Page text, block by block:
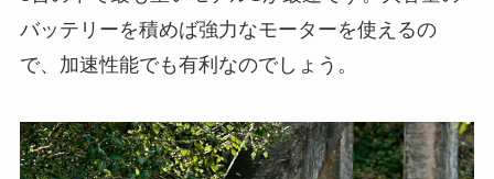
バッテリーを積めば強力なモーターを使えるの
で、加速性能でも有利なのでしょう。